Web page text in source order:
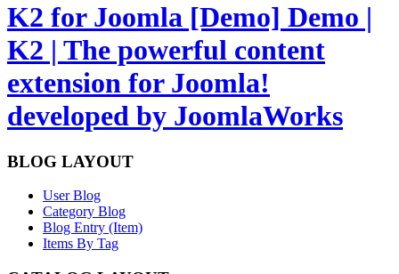
K2 for Joomla [Demo] Demo |
K2 | The powerful content
extension for Joomla!
developed by JoomlaWorks
BLOG LAYOUT
User Blog
Category Blog
Blog Entry (Item)
Items By Tag